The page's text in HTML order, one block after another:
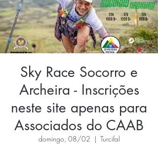
Sky Race Socorro e
Archeira - Inscrições
neste site apenas para
Associados do CAAB
domingo, 08/02
  |
Turcifal